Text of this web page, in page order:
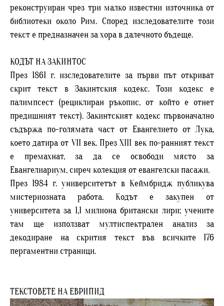
реконструиран чрез три малко известни източника от
библиотеки около Рим. Според изследователите този
текст е предназначен за хора в далечното бъдеще.
КОДЪТ НА ЗАКИНТОС
През 1861 г. изследователите за първи път откриват
скрит текст в Закинтския кодекс. Този кодекс е
палимпсест (рециклиран ръкопис, от който е отнет
предишният текст). Закинтският кодекс първоначално
съдържа по-голямата част от Евангелието от Лука,
което датира от VII век. През XIII век по-ранният текст
е премахнат, за да се освободи място за
Евангелиариум, сиреч колекция от евангелски пасажи.
През 1984 г. университетът в Кеймбридж публикува
мистериозната работа. Кодът е закупен от
университета за 1,1 милиона британски лири; учените
там ще използват мултиспектрален анализ за
декодиране на скрития текст във всичките 176
пергаментни страници.
ТЕКСТОВЕТЕ НА ЕВРИПИД